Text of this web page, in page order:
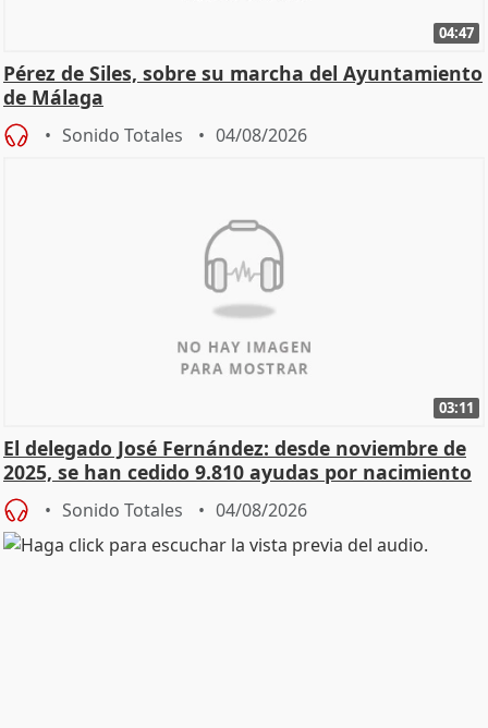
04:47
Pérez de Siles, sobre su marcha del Ayuntamiento
de Málaga
Sonido Totales 04/08/2026
03:11
El delegado José Fernández: desde noviembre de
2025, se han cedido 9.810 ayudas por nacimiento
Sonido Totales 04/08/2026